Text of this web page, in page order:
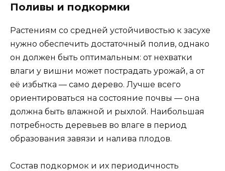
Поливы и подкормки
Растениям со средней устойчивостью к засухе
нужно обеспечить достаточный полив, однако
он должен быть оптимальным: от нехватки
влаги у вишни может пострадать урожай, а от
её избытка — само дерево. Лучше всего
ориентироваться на состояние почвы — она
должна быть влажной и рыхлой. Наибольшая
потребность деревьев во влаге в период
образования завязи и налива плодов.
Состав подкормок и их периодичность